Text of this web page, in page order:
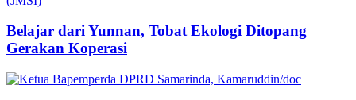
Belajar dari Yunnan, Tobat Ekologi Ditopang
Gerakan Koperasi